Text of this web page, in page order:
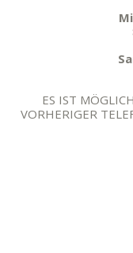
ES IST
VORHERIGER